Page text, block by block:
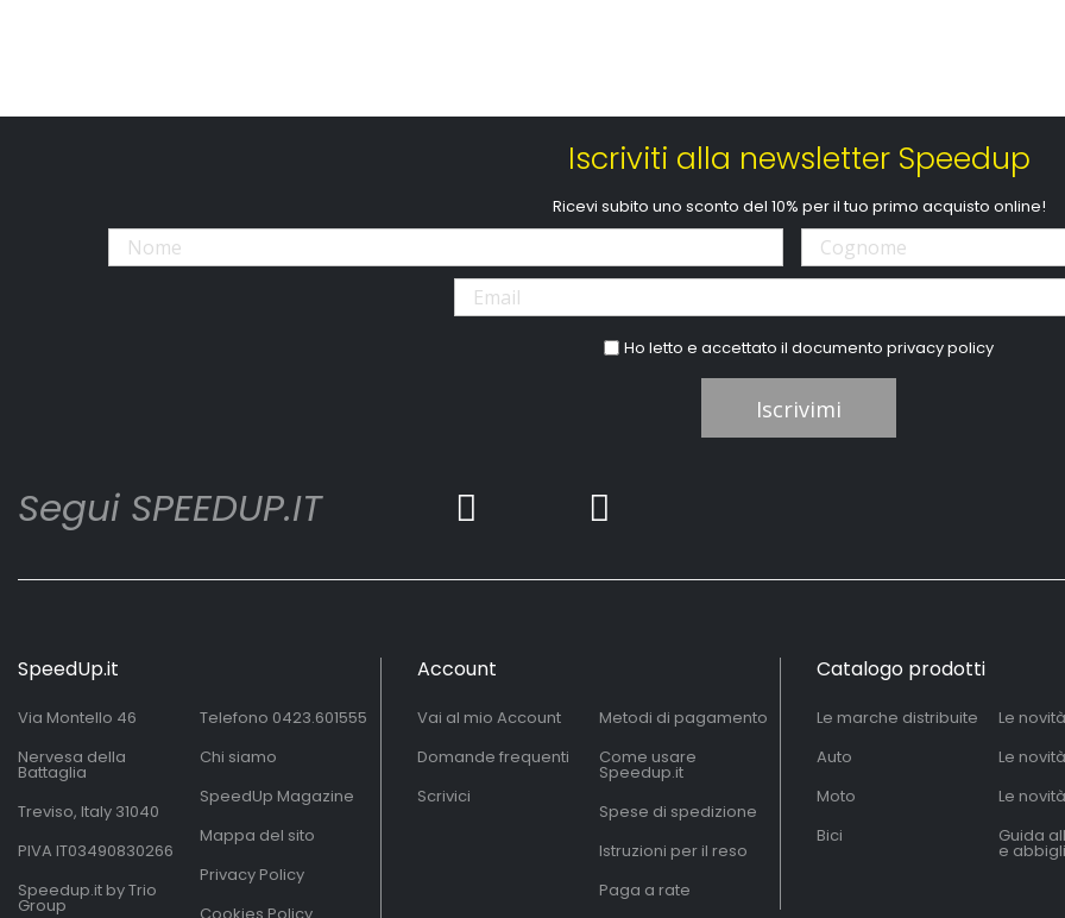
Iscriviti alla newsletter Speedup
Ricevi subito uno sconto del 10% per il tuo primo acquisto online!
Ho letto e accettato il documentoprivacy policy
Iscrivimi
Segui SPEEDUP.IT
SpeedUp.it
Via Montello 46
Nervesa della
Battaglia
Treviso, Italy 31040
PIVA IT03490830266
Speedup.it by Trio
Group
Telefono 0423.601555
Chi siamo
SpeedUp Magazine
Mappa del sito
Privacy Policy
Account
Vai al mio Account
Domande frequenti
Scrivici
Metodi di pagamento
Come usare
Speedup.it
Spese di spedizione
Istruzioni per il reso
Paga a rate
Catalogo prodotti
Le marche distribuite
Auto
Moto
Bici
Le
Le
Le
Guida
e